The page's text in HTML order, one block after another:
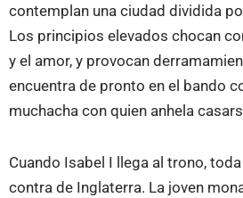
contemplan una ciudad dividida
Los principios elevados chocan
y el amor, y provocan
encuentra de pronto en el bando
muchacha con quien anhela
Cuando Isabel I llega al trono,
contra de Inglaterra. La joven